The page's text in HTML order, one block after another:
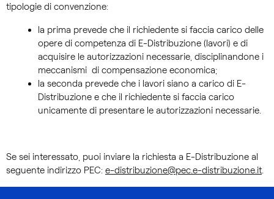
tipologie di convenzione:
la prima prevede che il richiedente si faccia carico delle
opere di competenza di E-Distribuzione (lavori) e di
acquisire le autorizzazioni necessarie, disciplinandone i
meccanismi di compensazione economica;
la seconda prevede che i lavori siano a carico di E-
Distribuzione e che il richiedente si faccia carico
unicamente di presentare le autorizzazioni necessarie.
Se sei interessato, puoi inviare la richiesta a E-Distribuzione al
seguente indirizzo PEC: e-distribuzione@pec.e-distribuzione.it.